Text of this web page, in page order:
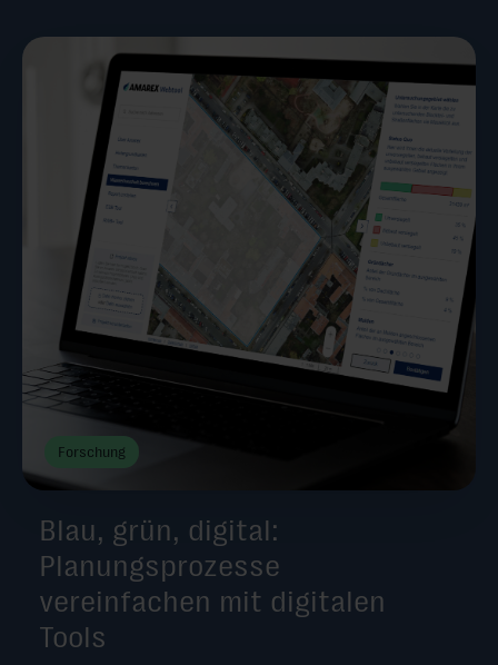
Blau, grün, digital:
Planungsprozesse
vereinfachen mit digitalen
Tools
Forschung